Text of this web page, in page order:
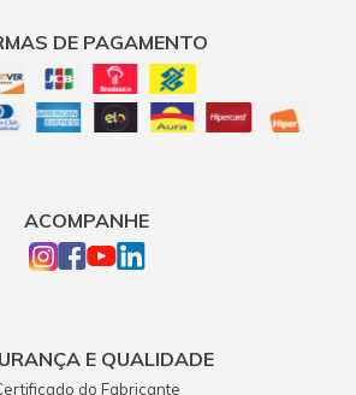
DE PAGAMENTO
ACOMPANHE
E QUALIDADE
do Fabricante